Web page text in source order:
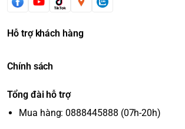
Hỗ trợ khách hàng
Chính sách
Tổng đài hỗ trợ
Mua hàng: 0888445888 (07h-20h)